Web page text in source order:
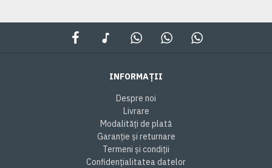
INFORMAȚII
Despre noi
Livrare
Modalități de plată
Garanție și returnare
Termeni și condiții
Confidențialitatea datelor